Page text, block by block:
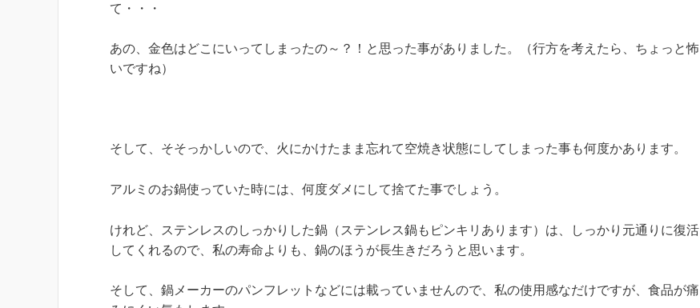
て・・・
あの、金色はどこにいってしまったの～？！と思った事がありました。（行方を考えたら、ちょっと怖
いですね）
そして、そそっかしいので、火にかけたまま忘れて空焼き状態にしてしまった事も何度かあります。
アルミのお鍋使っていた時には、何度ダメにして捨てた事でしょう。
けれど、ステンレスのしっかりした鍋（ステンレス鍋もピンキリあります）は、しっかり元通りに復活
してくれるので、私の寿命よりも、鍋のほうが長生きだろうと思います。
そして、鍋メーカーのパンフレットなどには載っていませんので、私の使用感なだけですが、食品が痛